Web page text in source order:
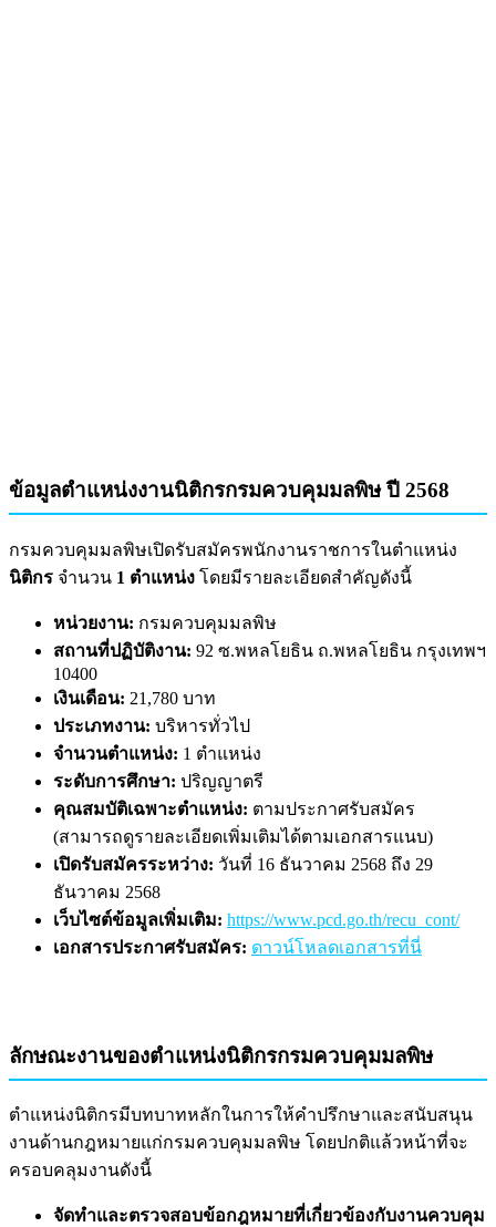
ข้อมูลตำแหน่งงานนิติกรกรมควบคุมมลพิษ ปี 2568
กรมควบคุมมลพิษเปิดรับสมัครพนักงานราชการในตำแหน่ง
นิติกร จำนวน 1 ตำแหน่ง โดยมีรายละเอียดสำคัญดังนี้
หน่วยงาน: กรมควบคุมมลพิษ
สถานที่ปฏิบัติงาน: 92 ซ.พหลโยธิน ถ.พหลโยธิน กรุงเทพฯ
10400
เงินเดือน: 21,780 บาท
ประเภทงาน: บริหารทั่วไป
จำนวนตำแหน่ง: 1 ตำแหน่ง
ระดับการศึกษา: ปริญญาตรี
คุณสมบัติเฉพาะตำแหน่ง: ตามประกาศรับสมัคร
(สามารถดูรายละเอียดเพิ่มเติมได้ตามเอกสารแนบ)
เปิดรับสมัครระหว่าง: วันที่ 16 ธันวาคม 2568 ถึง 29
ธันวาคม 2568
เว็บไซต์ข้อมูลเพิ่มเติม: https://www.pcd.go.th/recu_cont/
เอกสารประกาศรับสมัคร: ดาวน์โหลดเอกสารที่นี่
ลักษณะงานของตำแหน่งนิติกรกรมควบคุมมลพิษ
ตำแหน่งนิติกรมีบทบาทหลักในการให้คำปรึกษาและสนับสนุน
งานด้านกฎหมายแก่กรมควบคุมมลพิษ โดยปกติแล้วหน้าที่จะ
ครอบคลุมงานดังนี้
จัดทำและตรวจสอบข้อกฎหมายที่เกี่ยวข้องกับงานควบคุม